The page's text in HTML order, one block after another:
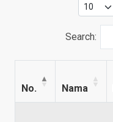
Search:
No. Nama